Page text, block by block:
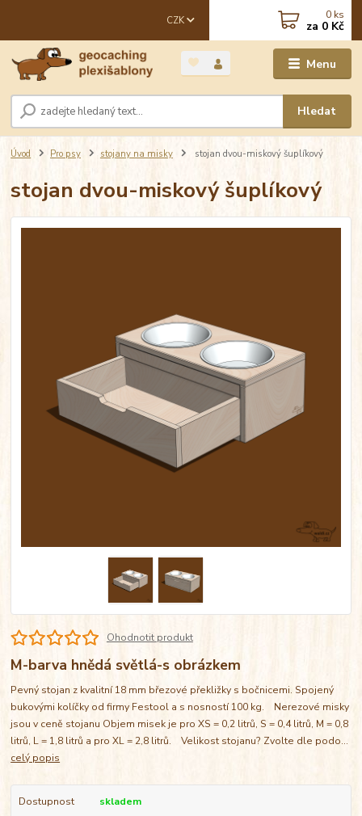
Menu
CZK
Hledat
0 ks
za 0 Kč
Úvod Pro psy stojany na misky stojan dvou-miskový šuplíkový
stojan dvou-miskový šuplíkový
Ohodnotit produkt
M-barva hnědá světlá-s obrázkem
Pevný stojan z kvalitní 18 mm březové překližky s bočnicemi. Spojený
bukovými kolíčky od firmy Festool a s nosností 100 kg. Nerezové misky
jsou v ceně stojanu Objem misek je pro XS = 0,2 litrů, S = 0,4 litrů, M = 0,8
litrů, L = 1,8 litrů a pro XL = 2,8 litrů. Velikost stojanu? Zvolte dle podo...
celý popis
Dostupnost
skladem